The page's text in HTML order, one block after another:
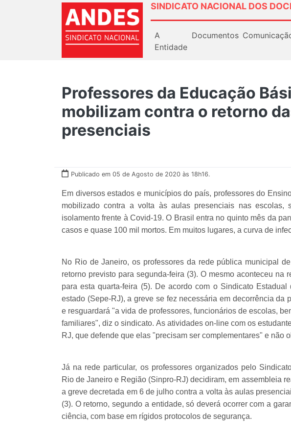
SINDICATO NACIONAL DOS
A
Entidade
Documentos
Professores da Educação
mobilizam contra o retorno
presenciais
Publicado em 05 de Agosto de 2020 às 18h16.
Em diversos estados e municípios do país, professores do
mobilizado contra a volta às aulas presenciais nas escolas,
isolamento frente à Covid-19. O Brasil entra no quinto mês da
casos e quase 100 mil mortos. Em muitos lugares, a curva de
No Rio de Janeiro, os professores da rede pública municipal
retorno previsto para segunda-feira (3). O mesmo aconteceu na
para esta quarta-feira (5). De acordo com o Sindicato
estado (Sepe-RJ), a greve se fez necessária em decorrência da
e resguardará "a vida de professores, funcionários de escolas,
familiares", diz o sindicato. As atividades on-line com os
RJ, que defende que elas "precisam ser complementares" e não
Já na rede particular, os professores organizados pelo
Rio de Janeiro e Região (Sinpro-RJ) decidiram, em assembleia
a greve decretada em 6 de julho contra a volta às aulas
(3). O retorno, segundo a entidade, só deverá ocorrer com a
ciência, com base em rígidos protocolos de segurança.